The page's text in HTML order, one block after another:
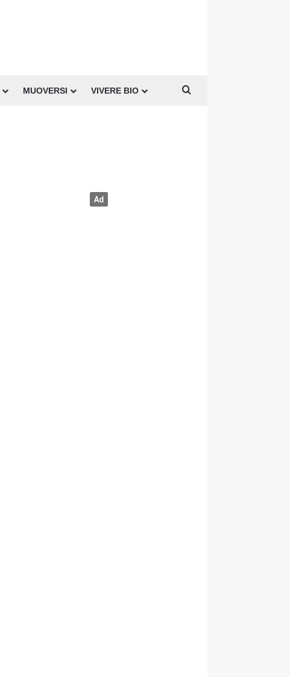
MUOVERSI VIVERE BIO